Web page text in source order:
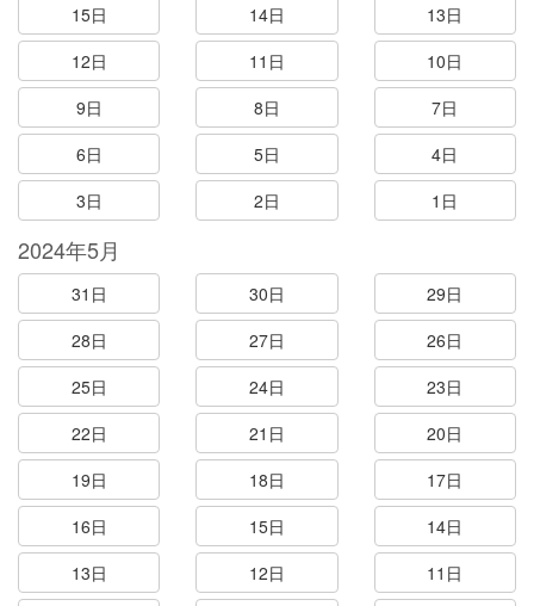
15日
14日
13日
12日
11日
10日
9日
8日
7日
6日
5日
4日
3日
2日 1日
2024年5月
31日 30日
29日
28日
27日
26日
25日
24日
23日
22日
21日
20日
19日
18日
17日
16日
15日
14日
13日
12日
11日